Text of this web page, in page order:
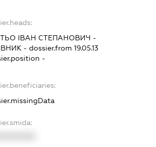
ІВАН СТЕПАНОВИЧ -
- dossier.from 19.05.13
-